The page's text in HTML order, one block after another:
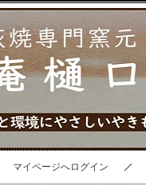
マイページへログイン